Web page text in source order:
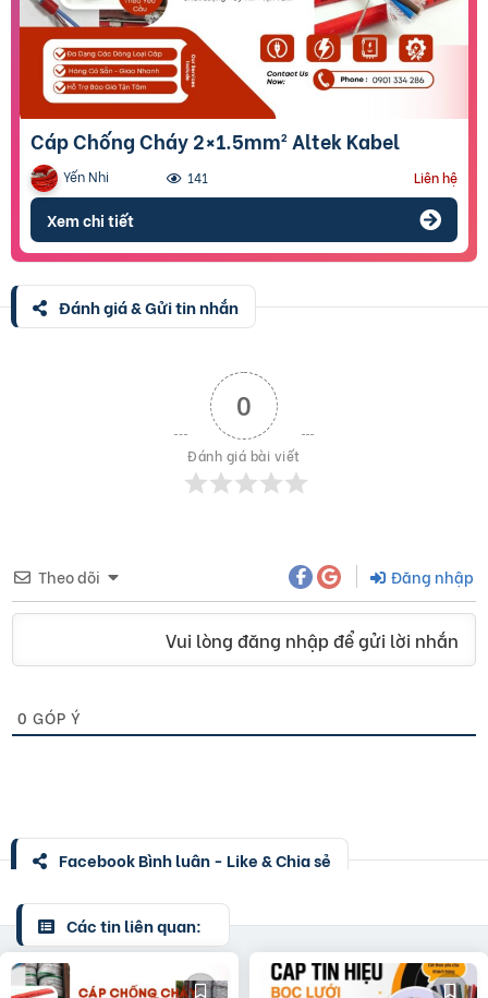
Cáp Chống Cháy 2×1.5mm² Altek Kabel
Yến Nhi 141 Liên hệ
Xem chi tiết
Đánh giá & Gửi tin nhắn
0
Đánh giá bài viết
Theo dõi Đăng nhập
Vui lòng đăng nhập để gửi lời nhắn
0 GÓP Ý
Facebook Bình luận - Like & Chia sẻ
Các tin liên quan: